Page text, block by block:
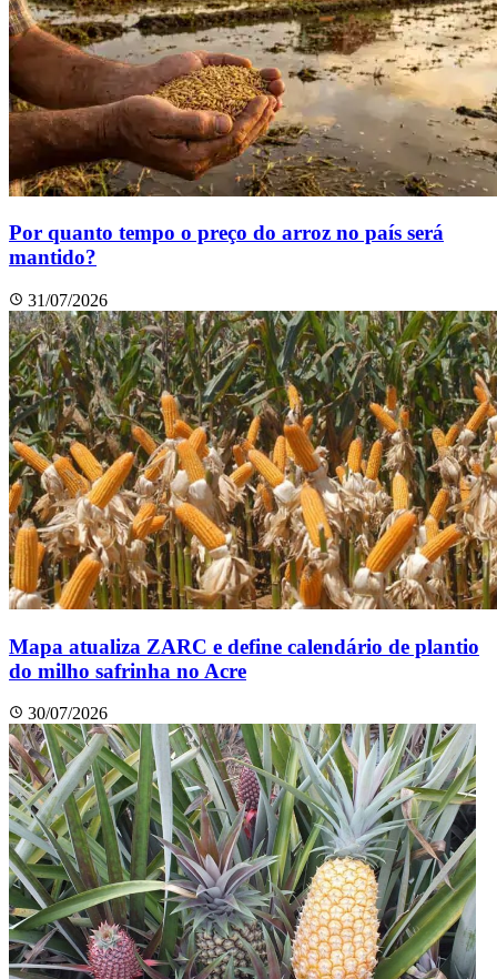
Por quanto tempo o preço do arroz no país será
mantido?
31/07/2026
Mapa atualiza ZARC e define calendário de plantio
do milho safrinha no Acre
30/07/2026